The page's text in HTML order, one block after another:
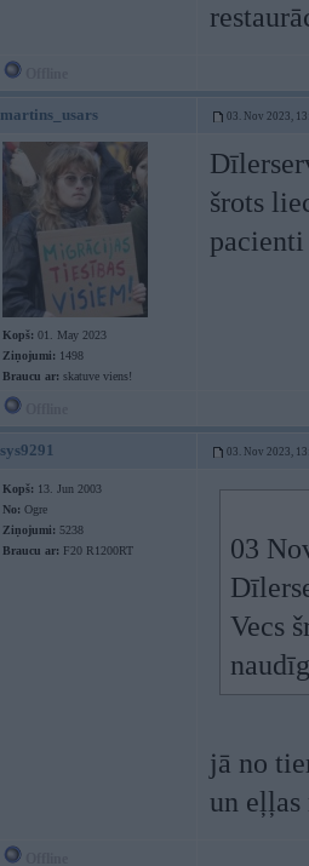
martins_usars 03. Nov 2023,
Kopš: 01. May 2023
Ziņojumi: 1498
Braucu ar: skatuve viens!
šrots
sys9291 03. Nov 2023,
Kopš: 13. Jun 2003
No: Ogre
Ziņojumi: 5238
Braucu ar: F20 R1200RT
03
Vecs
jā no
un eļļas